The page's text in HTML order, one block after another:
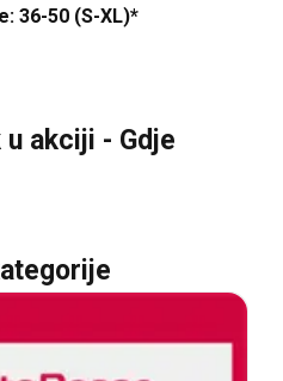
36-50 (S-XL)*
akciji - Gdje